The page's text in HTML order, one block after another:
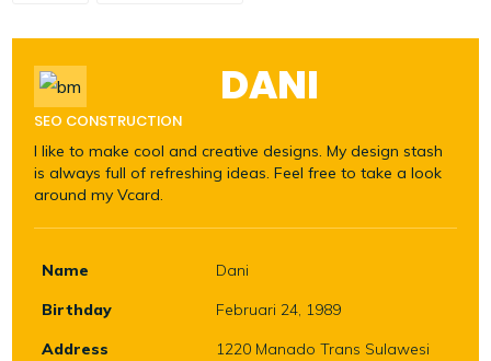
DANI
SEO CONSTRUCTION
I like to make cool and creative designs. My design stash
is always full of refreshing ideas. Feel free to take a look
around my Vcard.
Name
Dani
Birthday
Februari 24, 1989
Address
1220 Manado Trans Sulawesi